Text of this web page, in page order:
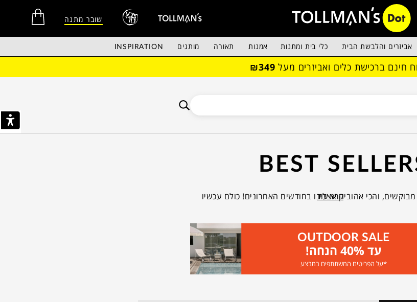
שובר מתנה
אביזרים והלבשת הבית כלי בית ומתנות אמנות תאורה מותגים INSPIRATION
חינם ברכישת כלים ואביזרים מעל ₪349
BEST
והכי אהובים אצלינו בחודשים האחרונים! כולם עכשיו
קרא עוד
OUTDOOR SALE
עד 40% הנחה!
*על הפריטים המשתתפים במבצע